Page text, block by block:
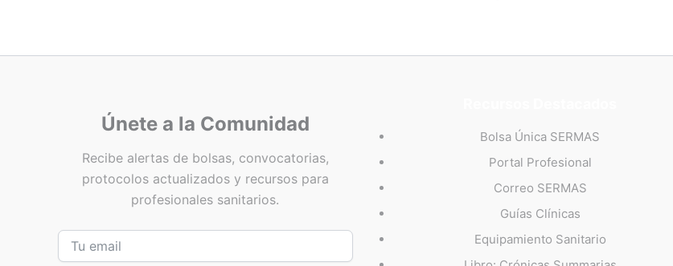
Únete a la Comunidad
Recibe alertas de bolsas, convocatorias,
protocolos actualizados y recursos para
profesionales sanitarios.
Bolsa Única SERMAS
Portal Profesional
Correo SERMAS
Guías Clínicas
Equipamiento Sanitario